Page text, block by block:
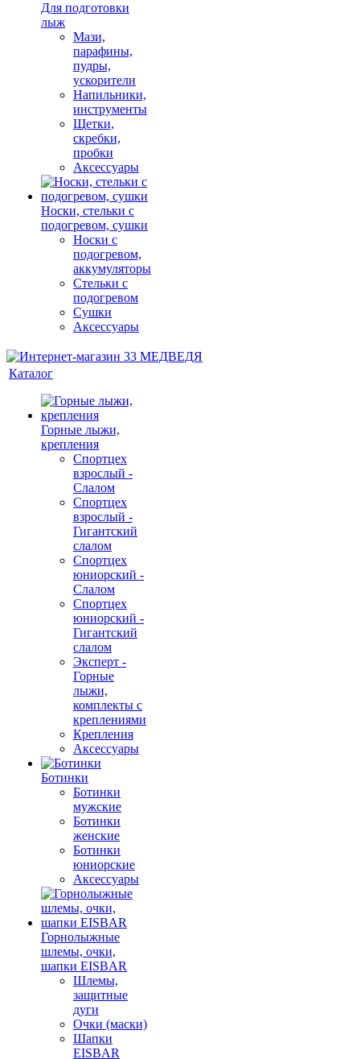
Для подготовки
лыж
Мази,
парафины,
пудры,
ускорители
Напильники,
инструменты
Щетки,
скребки,
пробки
Аксессуары
Носки, стельки с
подогревом, сушки
Носки с
подогревом,
аккумуляторы
Стельки с
подогревом
Сушки
Аксессуары
Каталог
Горные лыжи,
крепления
Спортцех
взрослый -
Слалом
Спортцех
взрослый -
Гигантский
слалом
Спортцех
юниорский -
Слалом
Спортцех
юниорский -
Гигантский
слалом
Эксперт -
Горные
лыжи,
комплекты с
креплениями
Крепления
Аксессуары
Ботинки
Ботинки
мужские
Ботинки
женские
Ботинки
юниорские
Аксессуары
Горнолыжные
шлемы, очки,
шапки EISBAR
Шлемы,
защитные
дуги
Очки (маски)
Шапки
EISBAR